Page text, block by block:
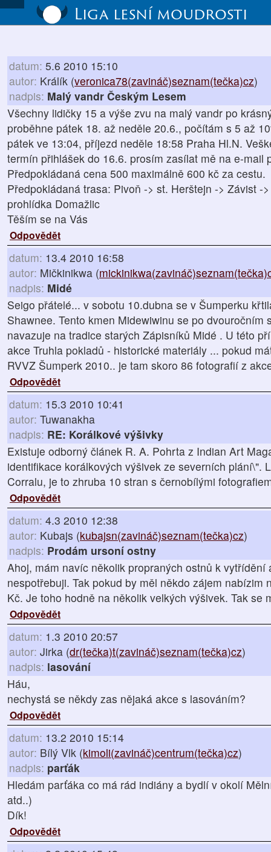
Liga lesní moudrosti
datum: 5.6 2010 15:10
autor: Králík (veronica78(zavináč)seznam(tečka)cz)
nadpis: Malý vandr Českým Lesem
Všechny lidičky 15 a výše zvu na malý vandr po
proběhne pátek 18. až neděle 20.6., počítám s 5 až
pátek ve 13:04, příjezd neděle 18:58 Praha Hl.N.
termín přihlášek do 16.6. prosím zasílat mě na e-mail
Předpokládaná cena 500 maximálně 600 kč za cestu.
Předpokládaná trasa: Pivoň -> st. Herštejn -> Závist -
prohlídka Domažlic
Těším se na Vás
Odpovědět
datum: 13.4 2010 16:58
autor: Mičkinikwa (
nadpis: Midé
Seigo přátelé... v sobotu 10.dubna se v Šumperku
Shawnee. Tento kmen Midewiwinu se po
navazuje na tradice starých Zápisníků Midé . U této
akce Truhla pokladů - historické materiály ... pokud
RVVZ Šumperk 2010.. je tam skoro 86 fotografií z
Odpovědět
datum: 15.3 2010 10:41
autor: Tuwanakha
nadpis: RE: Korálkové výšivky
Existuje odborný článek R. A. Pohrta z Indian Art
identifikace korálkových výšivek ze severních plání\".
Corralu, je to zhruba 10 stran s černobílými
Odpovědět
datum: 4.3 2010 12:38
autor: Kubajs (kubajsn(zavináč)seznam(tečka)cz)
nadpis: Prodám ursoní ostny
Ahoj, mám navíc několik propraných ostnů k
nespotřebuji. Tak pokud by měl někdo zájem nabízim
Kč. Je toho hodně na několik velkých výšivek. Tak se
Odpovědět
datum: 1.3 2010 20:57
autor: Jirka (dr(tečka)t(zavináč)seznam(tečka)cz)
nadpis: lasování
Háu,
nechystá se někdy zas nějaká akce s lasováním?
Odpovědět
datum: 13.2 2010 15:14
autor: Bílý Vlk (kimoli(zavináč)centrum(tečka)cz)
nadpis: parťák
Hledám parťáka co má rád indiány a bydlí v okolí
atd..)
Dík!
Odpovědět